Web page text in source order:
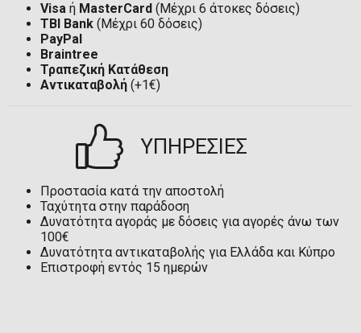
Visa ή MasterCard (Μέχρι 6 άτοκες δόσεις)
TBI Bank (Μέχρι 60 δόσεις)
PayPal
Braintree
Τραπεζική Κατάθεση
Αντικαταβολή (+1€)
ΥΠΗΡΕΣΙΕΣ
Προστασία κατά την αποστολή
Ταχύτητα στην παράδοση
Δυνατότητα αγοράς με δόσεις για αγορές άνω των
100€
Δυνατότητα αντικαταβολής για Ελλάδα και Κύπρο
Επιστροφή εντός 15 ημερών